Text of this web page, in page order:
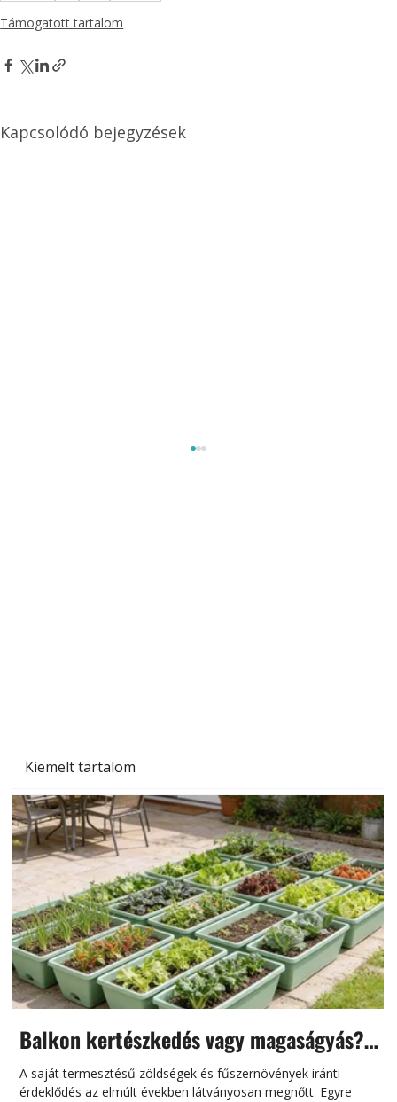
Kiemelt tartalom
Balkon kertészkedés vagy magaságyás?
Helytakarékos kertészkedés
A saját termesztésű zöldségek és fűszernövények iránti
érdeklődés az elmúlt években látványosan megnőtt. Egyre
Támogatott tartalom
Kapcsolódó bejegyzések